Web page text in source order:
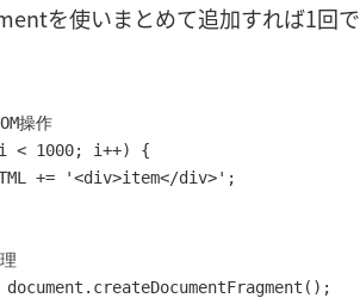
を使いまとめて追加すれば1回
操作
1000; i++) {
+= '<div>item</div>';